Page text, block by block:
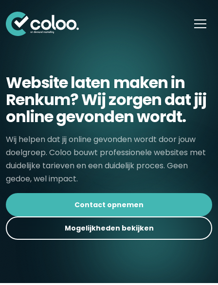
Website laten maken in
Renkum? Wij zorgen dat jij
online gevonden wordt.
Wij helpen dat jij online gevonden wordt door jouw
doelgroep. Coloo bouwt professionele websites met
duidelijke tarieven en een duidelijk proces. Geen
gedoe, wel impact.
Contact opnemen
Mogelijkheden bekijken